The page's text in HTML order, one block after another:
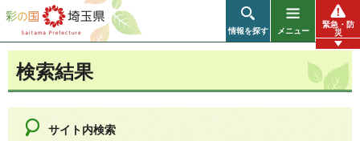
彩の国 埼玉県
情報を探す メニュー
緊急・防
災
検索結果
サイト内検索